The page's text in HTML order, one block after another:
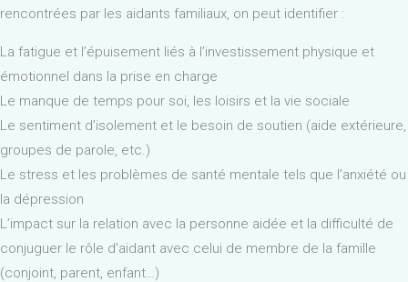
rencontrées par les aidants familiaux, on peut identifier :
La fatigue et l’épuisement liés à l’investissement physique et
émotionnel dans la prise en charge
Le manque de temps pour soi, les loisirs et la vie sociale
Le sentiment d’isolement et le besoin de soutien (aide extérieure,
groupes de parole, etc.)
Le stress et les problèmes de santé mentale tels que l’anxiété ou
la dépression
L’impact sur la relation avec la personne aidée et la difficulté de
conjuguer le rôle d’aidant avec celui de membre de la famille
(conjoint, parent, enfant…)